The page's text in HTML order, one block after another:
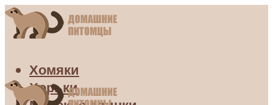
Хомяки
Хорьки